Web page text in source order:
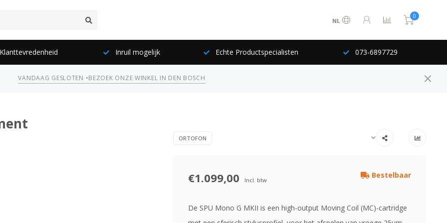
NL
0
Inruil mogelijk Echte Productspecialisten 073-6897729
VANDAAG GESLOTEN •BEZOEK ONZE WINKEL IN DEN BOSCH
ORTOFON
€1.099,00 Incl. btw
Bestelbaar
De SPU Mono G MKII is een high-output Moving Coil (MC)-cartridge